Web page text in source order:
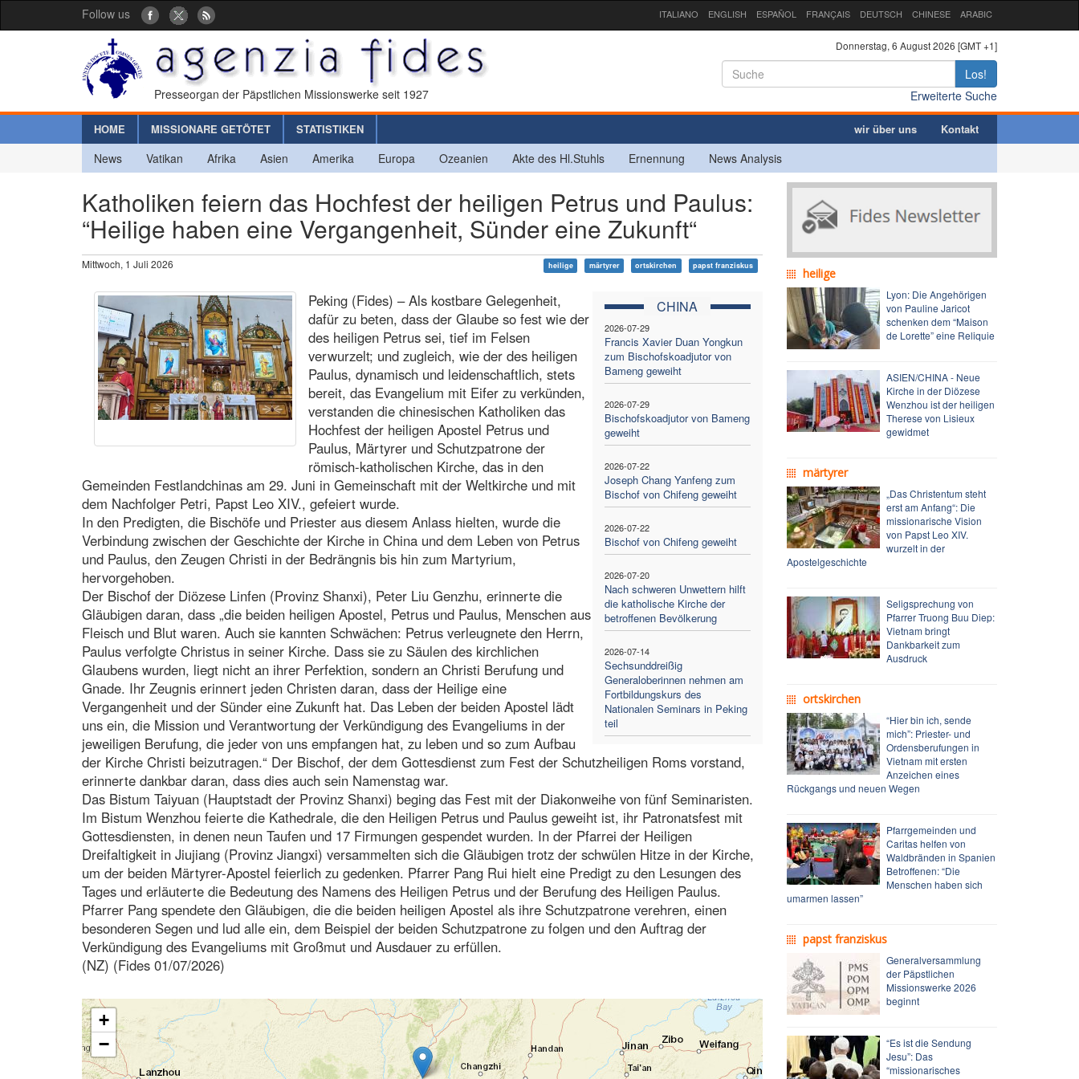
Follow us ITALIANO ENGLISH ESPAÑOL FRANÇAIS DEUTSCH CHINESE ARABIC
Presseorgan der Päpstlichen Missionswerke seit 1927
Donnerstag, 6 August 2026 [GMT +1]
Los!
Erweiterte Suche
HOME MISSIONARE GETÖTET STATISTIKEN wir über uns Kontakt
News Vatikan Afrika Asien Amerika Europa Ozeanien Akte des Hl.Stuhls Ernennung News Analysis
Katholiken feiern das Hochfest der heiligen Petrus und Paulus:
“Heilige haben eine Vergangenheit, Sünder eine Zukunft“
Mittwoch, 1 Juli 2026 heilige märtyrer ortskirchen papst franziskus
CHINA
2026-07-29
Francis Xavier Duan Yongkun
zum Bischofskoadjutor von
Bameng geweiht
2026-07-29
Bischofskoadjutor von Bameng
geweiht
2026-07-22
Joseph Chang Yanfeng zum
Bischof von Chifeng geweiht
2026-07-22
Bischof von Chifeng geweiht
2026-07-20
Nach schweren Unwettern hilft
die katholische Kirche der
betroffenen Bevölkerung
2026-07-14
Sechsunddreißig
Generaloberinnen nehmen am
Fortbildungskurs des
Nationalen Seminars in Peking
teil
Peking (Fides) – Als kostbare Gelegenheit,
dafür zu beten, dass der Glaube so fest wie der
des heiligen Petrus sei, tief im Felsen
verwurzelt; und zugleich, wie der des heiligen
Paulus, dynamisch und leidenschaftlich, stets
bereit, das Evangelium mit Eifer zu verkünden,
verstanden die chinesischen Katholiken das
Hochfest der heiligen Apostel Petrus und
Paulus, Märtyrer und Schutzpatrone der
römisch-katholischen Kirche, das in den
Gemeinden Festlandchinas am 29. Juni in Gemeinschaft mit der Weltkirche und mit
dem Nachfolger Petri, Papst Leo XIV., gefeiert wurde.
In den Predigten, die Bischöfe und Priester aus diesem Anlass hielten, wurde die
Verbindung zwischen der Geschichte der Kirche in China und dem Leben von Petrus
und Paulus, den Zeugen Christi in der Bedrängnis bis hin zum Martyrium,
hervorgehoben.
Der Bischof der Diözese Linfen (Provinz Shanxi), Peter Liu Genzhu, erinnerte die
Gläubigen daran, dass „die beiden heiligen Apostel, Petrus und Paulus, Menschen aus
Fleisch und Blut waren. Auch sie kannten Schwächen: Petrus verleugnete den Herrn,
Paulus verfolgte Christus in seiner Kirche. Dass sie zu Säulen des kirchlichen
Glaubens wurden, liegt nicht an ihrer Perfektion, sondern an Christi Berufung und
Gnade. Ihr Zeugnis erinnert jeden Christen daran, dass der Heilige eine
Vergangenheit und der Sünder eine Zukunft hat. Das Leben der beiden Apostel lädt
uns ein, die Mission und Verantwortung der Verkündigung des Evangeliums in der
jeweiligen Berufung, die jeder von uns empfangen hat, zu leben und so zum Aufbau
der Kirche Christi beizutragen.“ Der Bischof, der dem Gottesdienst zum Fest der Schutzheiligen Roms vorstand,
erinnerte dankbar daran, dass dies auch sein Namenstag war.
Das Bistum Taiyuan (Hauptstadt der Provinz Shanxi) beging das Fest mit der Diakonweihe von fünf Seminaristen.
Im Bistum Wenzhou feierte die Kathedrale, die den Heiligen Petrus und Paulus geweiht ist, ihr Patronatsfest mit
Gottesdiensten, in denen neun Taufen und 17 Firmungen gespendet wurden. In der Pfarrei der Heiligen
Dreifaltigkeit in Jiujiang (Provinz Jiangxi) versammelten sich die Gläubigen trotz der schwülen Hitze in der Kirche,
um der beiden Märtyrer-Apostel feierlich zu gedenken. Pfarrer Pang Rui hielt eine Predigt zu den Lesungen des
Tages und erläuterte die Bedeutung des Namens des Heiligen Petrus und der Berufung des Heiligen Paulus.
Pfarrer Pang spendete den Gläubigen, die die beiden heiligen Apostel als ihre Schutzpatrone verehren, einen
besonderen Segen und lud alle ein, dem Beispiel der beiden Schutzpatrone zu folgen und den Auftrag der
Verkündigung des Evangeliums mit Großmut und Ausdauer zu erfüllen.
(NZ) (Fides 01/07/2026)
+
−
heilige
Lyon: Die Angehörigen
von Pauline Jaricot
schenken dem “Maison
de Lorette” eine Reliquie
ASIEN/CHINA - Neue
Kirche in der Diözese
Wenzhou ist der heiligen
Therese von Lisieux
gewidmet
märtyrer
„Das Christentum steht
erst am Anfang“: Die
missionarische Vision
von Papst Leo XIV.
wurzelt in der
Apostelgeschichte
Seligsprechung von
Pfarrer Truong Buu Diep:
Vietnam bringt
Dankbarkeit zum
Ausdruck
ortskirchen
“Hier bin ich, sende
mich”: Priester- und
Ordensberufungen in
Vietnam mit ersten
Anzeichen eines
Rückgangs und neuen Wegen
Pfarrgemeinden und
Caritas helfen von
Waldbränden in Spanien
Betroffenen: “Die
Menschen haben sich
umarmen lassen”
papst franziskus
Generalversammlung
der Päpstlichen
Missionswerke 2026
beginnt
“Es ist die Sendung
Jesu”: Das
“missionarisches